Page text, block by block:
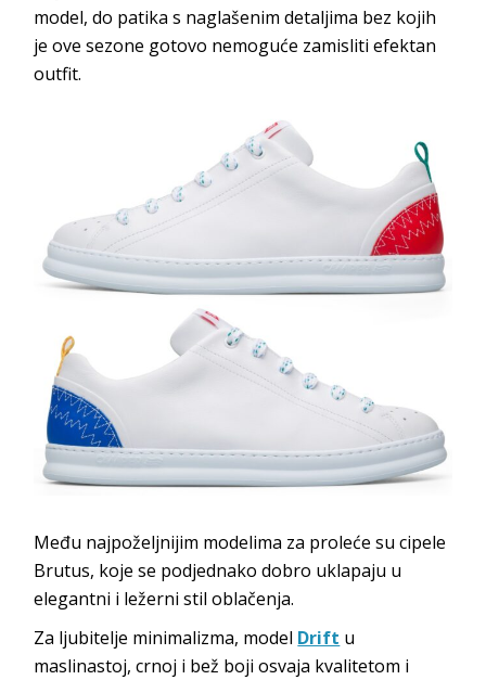
model, do patika s naglašenim detaljima bez kojih
je ove sezone gotovo nemoguće zamisliti efektan
outfit.
Među najpoželjnijim modelima za proleće su cipele
Brutus, koje se podjednako dobro uklapaju u
elegantni i ležerni stil oblačenja.
Za ljubitelje minimalizma, model Drift u
maslinastoj, crnoj i bež boji osvaja kvalitetom i